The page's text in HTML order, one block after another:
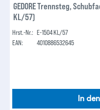
GEDORE Trennsteg,
KL/57)
Hrst.-Nr.: E-1504 KL/57
EAN:
4010886532645
In